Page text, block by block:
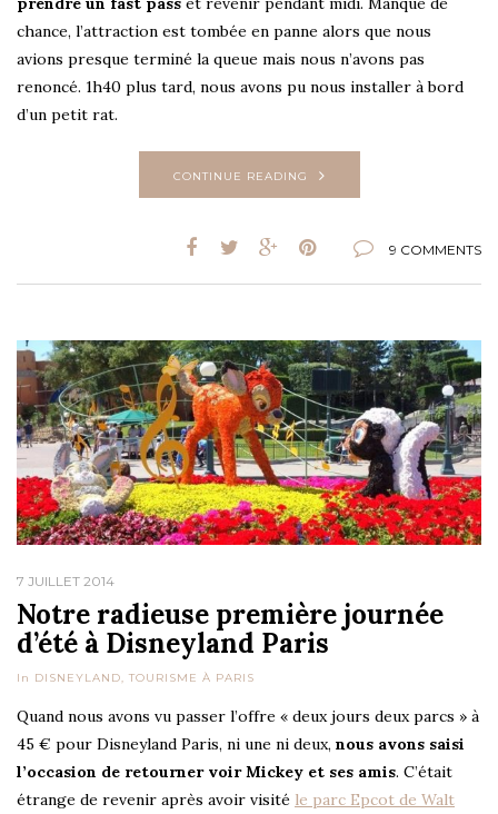
chance, l’attraction est tombée en panne alors que nous
avions presque terminé la queue mais nous n’avons pas
renoncé. 1h40 plus tard, nous avons pu nous installer à bord
d’un petit rat.
CONTINUE READING
9 COMMENTS
7 JUILLET 2014
Notre radieuse première journée
d’été à Disneyland Paris
In DISNEYLAND, TOURISME À PARIS
Quand nous avons vu passer l’offre « deux jours deux parcs » à
45 € pour Disneyland Paris, ni une ni deux, nous avons saisi
l’occasion de retourner voir Mickey et ses amis. C’était
étrange de revenir après avoir visité le parc Epcot de Walt